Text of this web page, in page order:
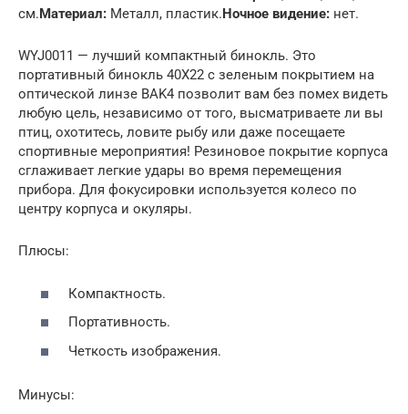
см.Материал: Металл, пластик.Ночное видение: нет.
WYJ0011 — лучший компактный бинокль. Это
портативный бинокль 40X22 с зеленым покрытием на
оптической линзе BAK4 позволит вам без помех видеть
любую цель, независимо от того, высматриваете ли вы
птиц, охотитесь, ловите рыбу или даже посещаете
спортивные мероприятия! Резиновое покрытие корпуса
сглаживает легкие удары во время перемещения
прибора. Для фокусировки используется колесо по
центру корпуса и окуляры.
Плюсы:
Компактность.
Портативность.
Четкость изображения.
Минусы: